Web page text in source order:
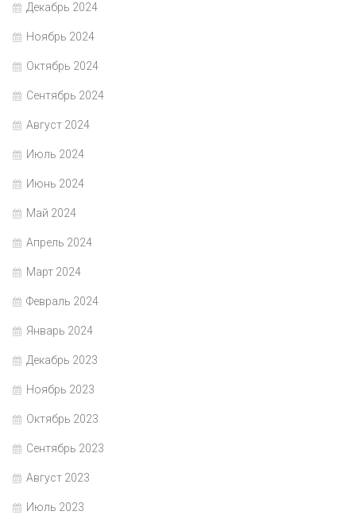
Декабрь 2024
Ноябрь 2024
Октябрь 2024
Сентябрь 2024
Август 2024
Июль 2024
Июнь 2024
Май 2024
Апрель 2024
Март 2024
Февраль 2024
Январь 2024
Декабрь 2023
Ноябрь 2023
Октябрь 2023
Сентябрь 2023
Август 2023
Июль 2023